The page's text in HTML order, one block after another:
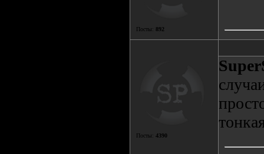
Посты: 892
Посты: 4390